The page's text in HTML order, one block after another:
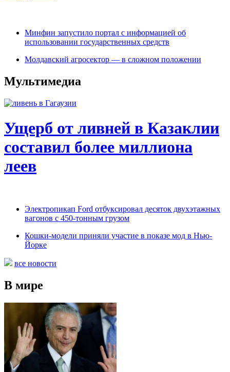
Минфин запустило портал с информацией об
использовании государственных средств
Молдавский агросектор — в сложном положении
Мультимедиа
Ущерб от ливней в Казаклии
составил более миллиона
леев
Электропикап Ford отбуксировал десяток двухэтажных
вагонов с 450-тонным грузом
Кошки-модели приняли участие в показе мод в Нью-
Йорке
все новости
В мире